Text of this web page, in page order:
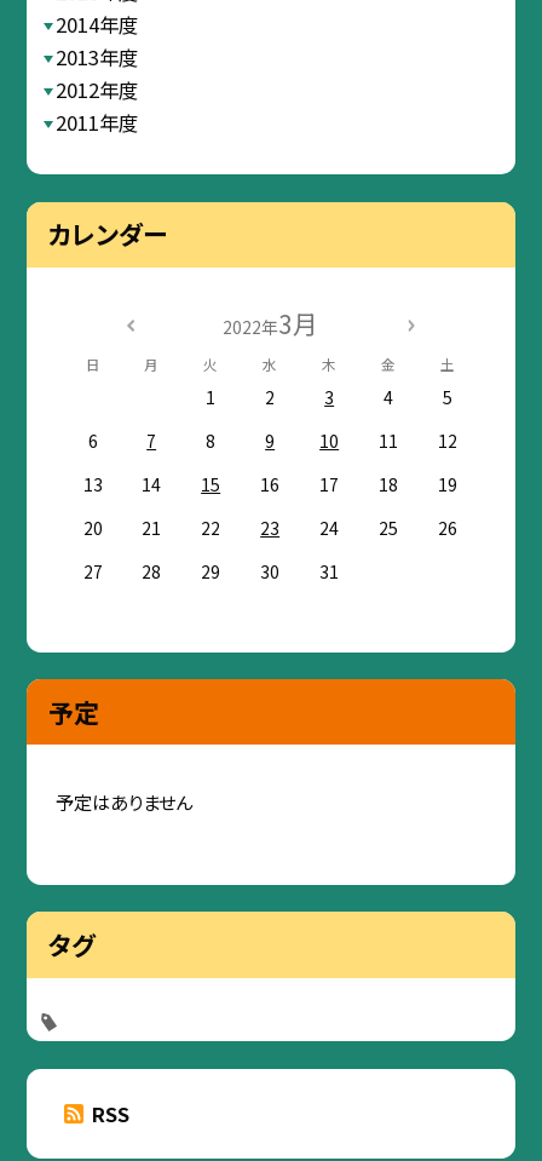
2014年度
2013年度
2012年度
2011年度
カレンダー
2022年3月
日 月 火 水 木 金 土
1 2 3 4
5
6
7 8 9 10 11
12
13
14 15 16 17 18
19
20
21 22 23 24 25
26
27
28 29 30 31
予定
予定はありません
タグ
RSS